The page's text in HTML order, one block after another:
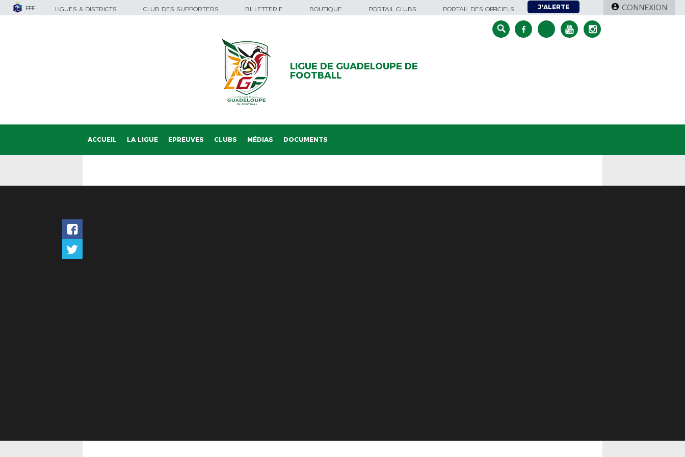
FFF LIGUES & DISTRICTS CLUB DES SUPPORTERS BILLETTERIE BOUTIQUE PORTAIL CLUBS PORTAIL DES OFFICIELS J'ALERTE CONNEXION
LIGUE DE GUADELOUPE DE
FOOTBALL
ACCUEIL LA LIGUE EPREUVES CLUBS MÉDIAS DOCUMENTS